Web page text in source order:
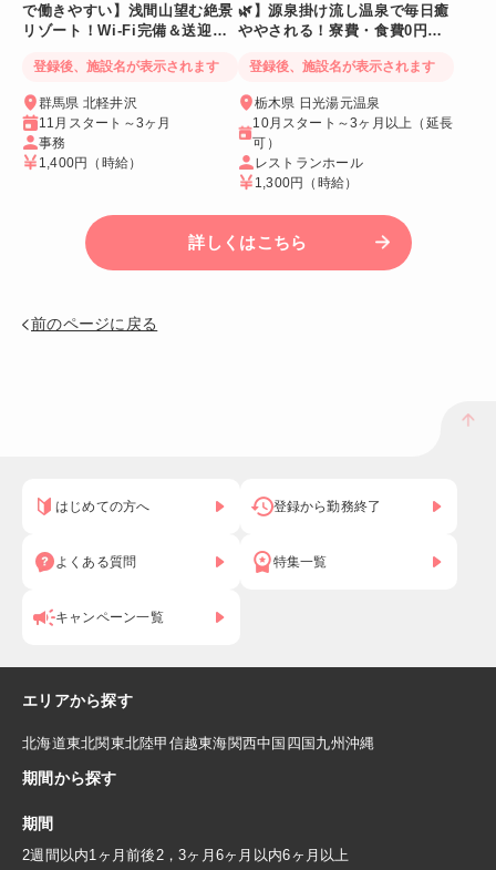
で働きやすい】浅間山望む絶景
リゾート！Wi-Fi完備＆送迎バ
登録後、施設名が表示されます
群馬県 北軽井沢
11月スタート～3ヶ月
事務
1,400円 （時給）
🌿】源泉掛け流し温泉で毎日癒
ややされる！寮費・食費0円！
登録後、施設名が表示されます
栃木県 日光湯元温泉
10月スタート～3ヶ月以上（延長
可）
レストランホール
1,300円 （時給）
詳しくはこちら
前のページに戻る
はじめての方へ 登録から勤務終了
よくある質問 特集一覧
キャンペーン一覧
エリアから探す
北海道東北関東北陸甲信越東海関西中国 四国九州沖縄
期間から探す
期間
2週間以内1ヶ月前後 2，3ヶ月 6ヶ月以内6ヶ月以上